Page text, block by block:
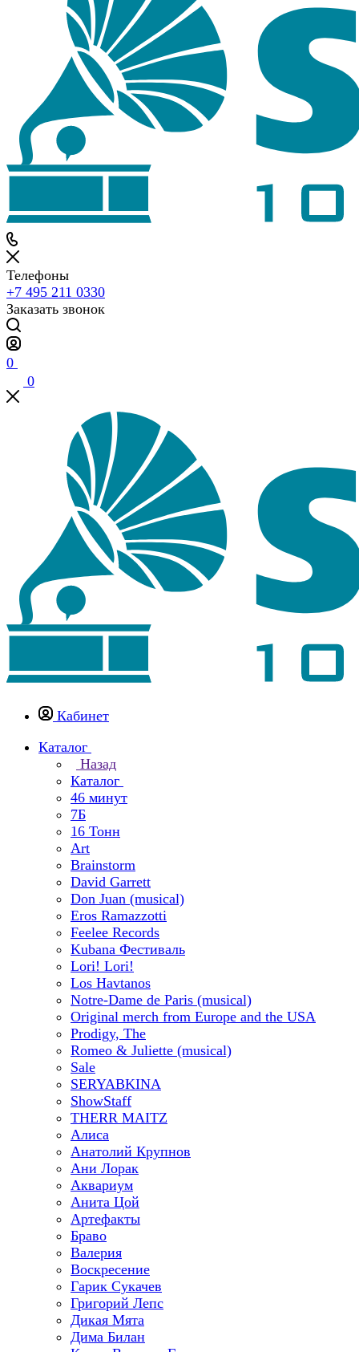
Телефоны
+7 495 211 0330
Заказать звонок
0
0
Кабинет
Каталог
Назад
Каталог
46 минут
7Б
16 Тонн
Art
Brainstorm
David Garrett
Don Juan (musical)
Eros Ramazzotti
Feelee Records
Kubana Фестиваль
Lori! Lori!
Los Havtanos
Notre-Dame de Paris (musical)
Original merch from Europe and the USA
Prodigy, The
Romeo & Juliette (musical)
Sale
SERYABKINA
ShowStaff
THERR MAITZ
Алиса
Анатолий Крупнов
Ани Лорак
Аквариум
Анита Цой
Артефакты
Браво
Валерия
Воскресение
Гарик Сукачев
Григорий Лепс
Дикая Мята
Дима Билан